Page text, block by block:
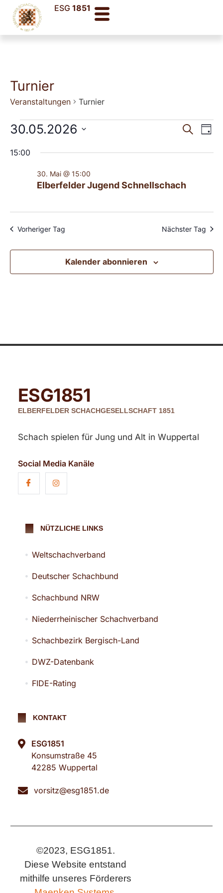
ESG1851
Turnier
Veranstaltungen Turnier
Suche
Tag
30.05.2026
wählen.
15:00
Elberfelder Jugend Schnellschach
30. Mai @ 15:00
Vorheriger Tag Nächster Tag
Kalender abonnieren
ESG1851
ELBERFELDER SCHACHGESELLSCHAFT 1851
Schach spielen für Jung und Alt in Wuppertal
Social Media Kanäle
NÜTZLICHE LINKS
Weltschachverband
Deutscher Schachbund
Schachbund NRW
Niederrheinischer Schachverband
Schachbezirk Bergisch-Land
DWZ-Datenbank
FIDE-Rating
KONTAKT
ESG1851
Konsumstraße 45
42285 Wuppertal
vorsitz@esg1851.de
©2023, ESG1851.
Diese Website entstand
mithilfe unseres Förderers